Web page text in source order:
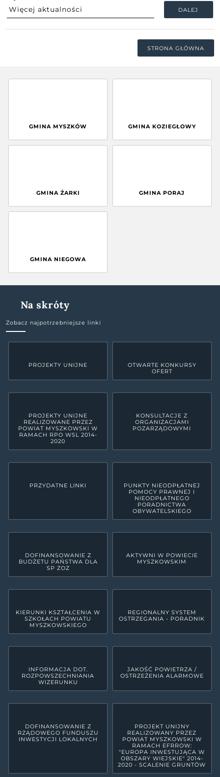
DALEJ
STRONA GŁÓWNA
GMINA MYSZKÓW GMINA KOZIEGŁOWY
GMINA ŻARKI GMINA PORAJ
GMINA NIEGOWA
Na skróty
Zobacz najpotrzebniejsze linki
PROJEKTY UNIJNE
OTWARTE KONKURSY
OFERT
PROJEKTY UNIJNE
REALIZOWANE PRZEZ
POWIAT MYSZKOWSKI W
RAMACH RPO WSL 2014-
2020
KONSULTACJE Z
ORGANIZACJAMI
POZARZĄDOWYMI
PRZYDATNE LINKI
PUNKTY NIEODPŁATNEJ
POMOCY PRAWNEJ I
NIEODPŁATNEGO
PORADNICTWA
OBYWATELSKIEGO
DOFINANSOWANIE Z
BUDŻETU PAŃSTWA DLA
SP ZOZ
AKTYWNI W POWIECIE
MYSZKOWSKIM
KIERUNKI KSZTAŁCENIA W
SZKOŁACH POWIATU
MYSZKOWSKIEGO
REGIONALNY SYSTEM
OSTRZEGANIA - PORADNIK
INFORMACJA DOT.
ROZPOWSZECHNIANIA
WIZERUNKU
JAKOŚĆ POWIETRZA /
OSTRZEŻENIA ALARMOWE
DOFINANSOWANIE Z
RZĄDOWEGO FUNDUSZU
INWESTYCJI LOKALNYCH
PROJEKT UNIJNY
REALIZOWANY PRZEZ
POWIAT MYSZKOWSKI W
RAMACH EFRROW:
"EUROPA INWESTUJĄCA W
OBSZARY WIEJSKIE" 2014-
2020 - SCALENIE GRUNTÓW